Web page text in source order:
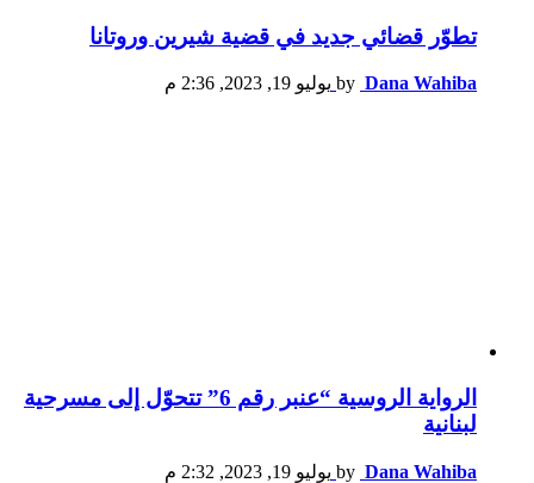
تطوّر قضائي جديد في قضية شيرين وروتانا
by Dana Wahiba يوليو 19, 2023, 2:36 م
الرواية الروسية “عنبر رقم 6” تتحوّل إلى مسرحية
لبنانية
by Dana Wahiba يوليو 19, 2023, 2:32 م